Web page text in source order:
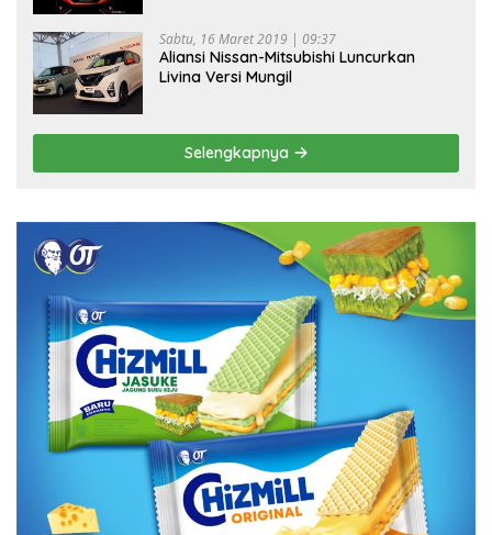
Sabtu, 16 Maret 2019 | 09:37
Aliansi Nissan-Mitsubishi Luncurkan
Livina Versi Mungil
Selengkapnya